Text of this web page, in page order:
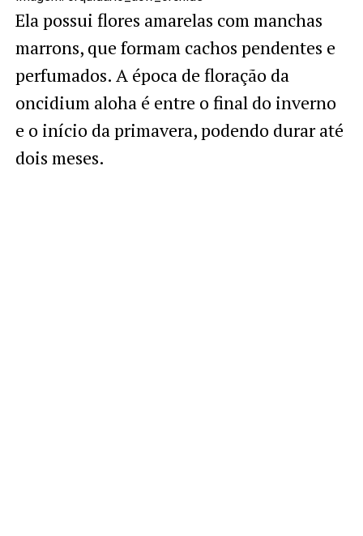
Ela possui flores amarelas com manchas
marrons, que formam cachos pendentes e
perfumados. A época de floração da
oncidium aloha é entre o final do inverno
e o início da primavera, podendo durar até
dois meses.